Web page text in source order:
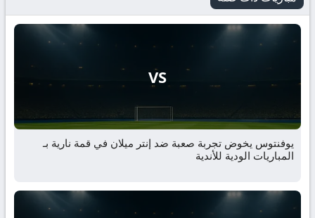
VS
يوفنتوس يخوض تجربة صعبة ضد إنتر ميلان في قمة نارية بـ
المباريات الودية للأندية